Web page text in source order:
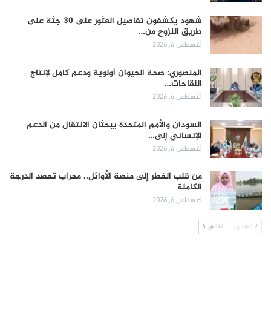
شهود يكشفون تفاصيل العثور على 30 جثة على
طريق النزوح من…
أغسطس 6, 2026
المنصوري: صحة الحيوان أولوية ودعم كامل لإنتاج
اللقاحات…
أغسطس 6, 2026
السودان والأمم المتحدة يبحثان الانتقال من الدعم
الإنساني إلى…
أغسطس 6, 2026
من قلب الخطر إلى منصة الأوائل.. محراب تحصد الدرجة
الكاملة
أغسطس 6, 2026
السابق التالي